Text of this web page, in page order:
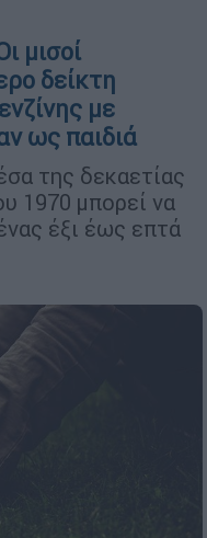
μισοί
δείκτη
με
ως παιδιά
της δεκαετίας
1970 μπορεί να
έξι έως επτά